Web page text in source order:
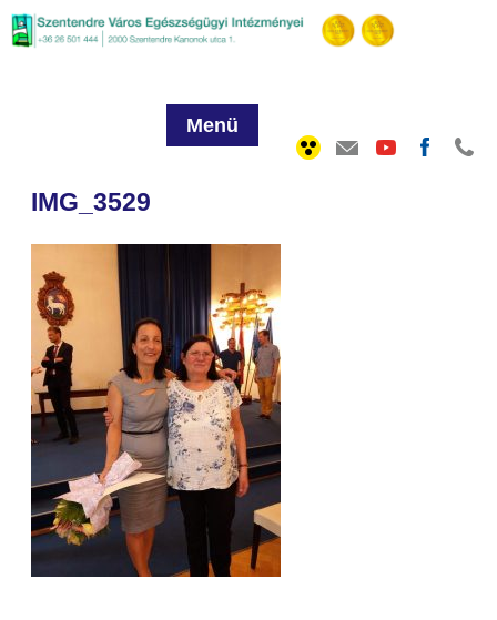
Menü
IMG_3529